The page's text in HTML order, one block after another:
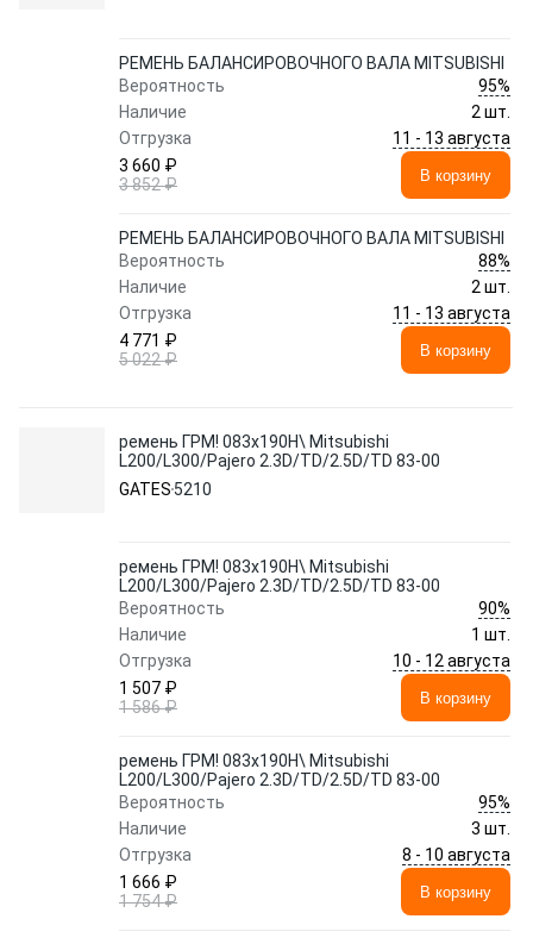
РЕМЕНЬ БАЛАНСИРОВОЧНОГО ВАЛА MITSUBISHI
Вероятность
95%
Наличие
2 шт.
Отгрузка
11 - 13 августа
3 660 ₽
3 852 ₽
В корзину
РЕМЕНЬ БАЛАНСИРОВОЧНОГО ВАЛА MITSUBISHI
Вероятность
88%
Наличие
2 шт.
Отгрузка
11 - 13 августа
4 771 ₽
5 022 ₽
В корзину
ремень ГРМ! 083x190H\ Mitsubishi
L200/L300/Pajero 2.3D/TD/2.5D/TD 83-00
GATES 5210
ремень ГРМ! 083x190H\ Mitsubishi
L200/L300/Pajero 2.3D/TD/2.5D/TD 83-00
Вероятность
90%
Наличие
1 шт.
Отгрузка
10 - 12 августа
1 507 ₽
1 586 ₽
В корзину
ремень ГРМ! 083x190H\ Mitsubishi
L200/L300/Pajero 2.3D/TD/2.5D/TD 83-00
Вероятность
95%
Наличие
3 шт.
Отгрузка
8 - 10 августа
1 666 ₽
1 754 ₽
В корзину